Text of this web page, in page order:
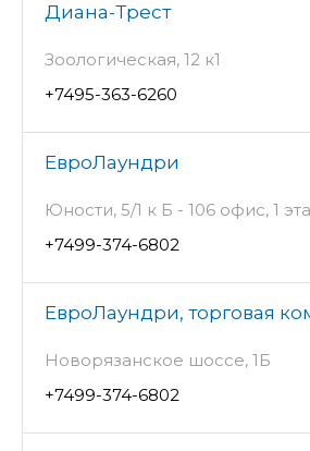
Диана-Трест
Зоологическая, 12 к1
+7495-363-6260
ЕвроЛаундри
Юности, 5/1 к Б - 106 офис, 1
+7499-374-6802
ЕвроЛаундри, торговая
Новорязанское шоссе, 1Б
+7499-374-6802